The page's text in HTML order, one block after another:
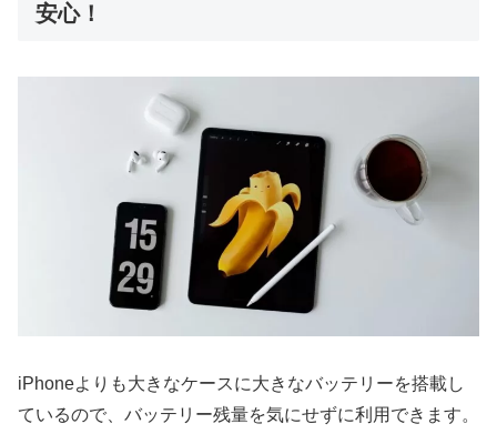
安心！
iPhoneよりも大きなケースに大きなバッテリーを搭載し
ているので、バッテリー残量を気にせずに利用できます。